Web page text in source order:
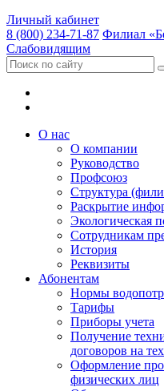
Личный кабинет
8 (800) 234-71-87 Филиал
Слабовидящим
О нас
О компании
Руководство
Профсоюз
Структура
Раскрытие
Экологическая
Сотрудникам
История
Реквизиты
Абонентам
Нормы
Тарифы
Приборы учета
Получение
договоров на
Оформление
физических лиц